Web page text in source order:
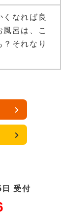
なれば良
呂は、こ
それなり
日 受付